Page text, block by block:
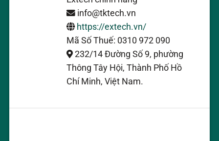
info@tktech.vn
https://extech.vn/
Mã Số Thuế: 0310 972 090
232/14 Đường Số 9, phường
Thông Tây Hội, Thành Phố Hồ
Chí Minh, Việt Nam.